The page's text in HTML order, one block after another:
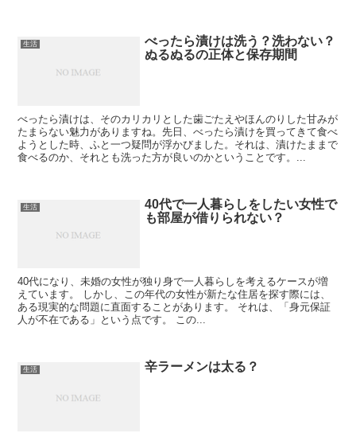
生活
べったら漬けは洗う？洗わない？
ぬるぬるの正体と保存期間
べったら漬けは、そのカリカリとした歯ごたえやほんのりした甘みが
たまらない魅力がありますね。先日、べったら漬けを買ってきて食べ
ようとした時、ふと一つ疑問が浮かびました。それは、漬けたままで
食べるのか、それとも洗った方が良いのかということです。...
生活
40代で一人暮らしをしたい女性で
も部屋が借りられない？
40代になり、未婚の女性が独り身で一人暮らしを考えるケースが増
えています。 しかし、この年代の女性が新たな住居を探す際には、
ある現実的な問題に直面することがあります。 それは、「身元保証
人が不在である」という点です。 この...
生活 辛ラーメンは太る？